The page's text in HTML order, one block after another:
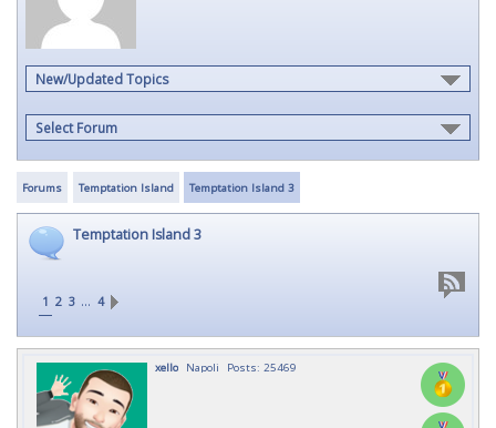
New/Updated Topics
Select Forum
Forums Temptation Island Temptation Island 3
Temptation Island 3
1 2 3 … 4
xello Napoli Posts: 25469